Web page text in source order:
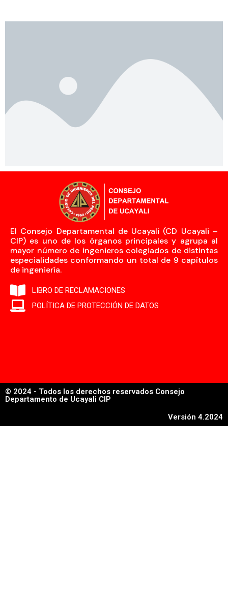
El Consejo Departamental de Ucayali (CD Ucayali –
CIP) es uno de los órganos principales y agrupa al
mayor número de ingenieros colegiados de distintas
especialidades conformando un total de 9 capítulos
de ingeniería.
LIBRO DE RECLAMACIONES
POLÍTICA DE PROTECCIÓN DE DATOS
© 2024 - Todos los derechos reservados Consejo
Departamento de Ucayali CIP
Versión 4.2024